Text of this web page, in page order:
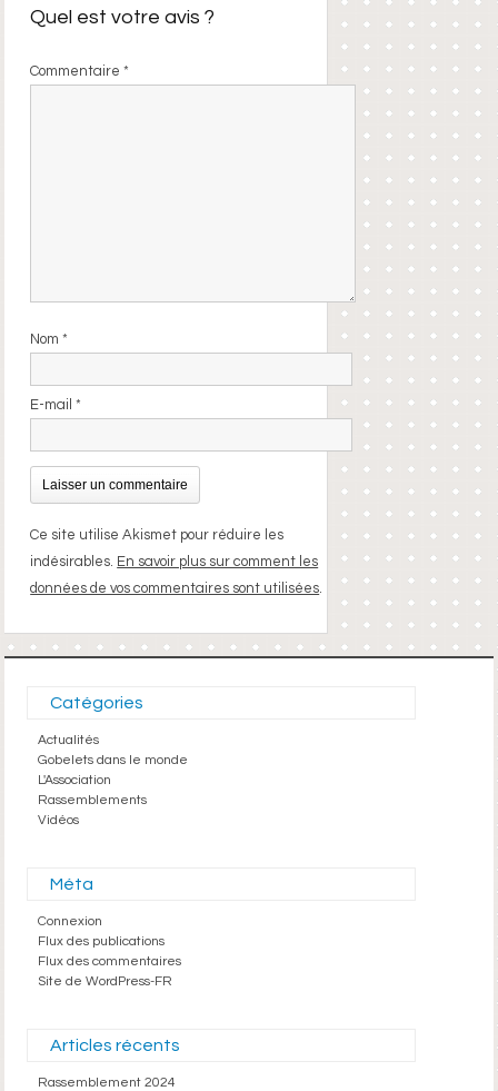
Quel est votre avis ?
Commentaire*
Nom*
E-mail*
Ce site utilise Akismet pour réduire les
indésirables. En savoir plus sur comment les
données de vos commentaires sont utilisées
Catégories
Actualités
Gobelets dans le monde
L'Association
Rassemblements
Vidéos
Méta
Connexion
Flux des publications
Flux des commentaires
Site de WordPress-FR
Articles récents
Rassemblement 2024